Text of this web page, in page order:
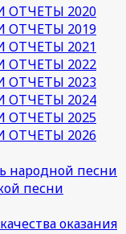
2020
2019
2021
2022
2023
2024
2025
2026
народной песни
песни
оказания